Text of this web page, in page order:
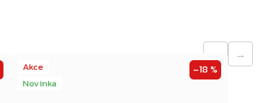
→
Akce
Novinka
–18 %